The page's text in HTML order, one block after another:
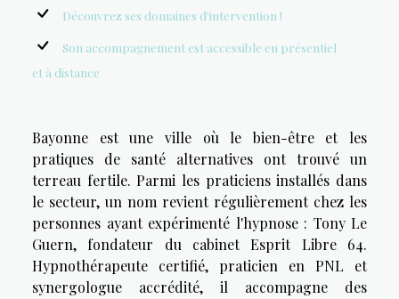
Découvrez ses domaines d'intervention !
Son accompagnement est accessible en présentiel
et à distance
Bayonne est une ville où le bien-être et les
pratiques de santé alternatives ont trouvé un
terreau fertile. Parmi les praticiens installés dans
le secteur, un nom revient régulièrement chez les
personnes ayant expérimenté l'hypnose : Tony Le
Guern, fondateur du cabinet Esprit Libre 64.
Hypnothérapeute certifié, praticien en PNL et
synergologue accrédité, il accompagne des